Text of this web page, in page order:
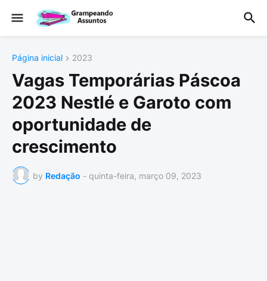
Página inicial 2023
Vagas Temporárias Páscoa
2023 Nestlé e Garoto com
oportunidade de
crescimento
by Redação - quinta-feira, março 09, 2023